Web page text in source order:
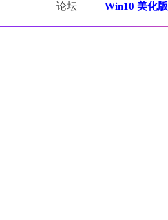
论坛 Win10 美化版